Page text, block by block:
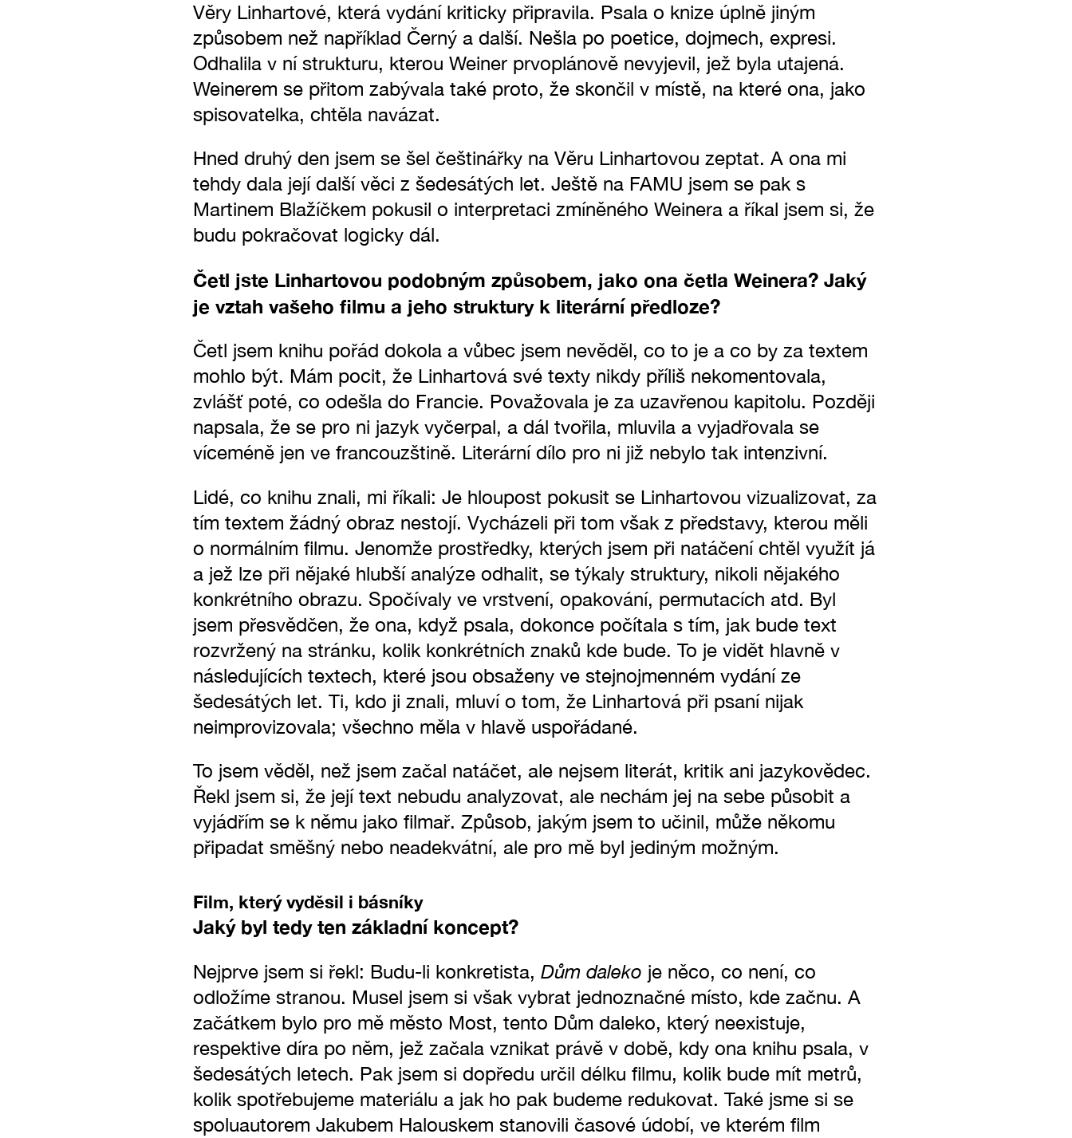
Věry Linhartové, která vydání kriticky připravila. Psala o knize úplně jiným
způsobem než například Černý a další. Nešla po poetice, dojmech, expresi.
Odhalila v ní strukturu, kterou Weiner prvoplánově nevyjevil, jež byla utajená.
Weinerem se přitom zabývala také proto, že skončil v místě, na které ona, jako
spisovatelka, chtěla navázat.
Hned druhý den jsem se šel češtinářky na Věru Linhartovou zeptat. A ona mi
tehdy dala její další věci z šedesátých let. Ještě na FAMU jsem se pak s
Martinem Blažíčkem pokusil o interpretaci zmíněného Weinera a říkal jsem si, že
budu pokračovat logicky dál.
Četl jste Linhartovou podobným způsobem, jako ona četla Weinera? Jaký
je vztah vašeho filmu a jeho struktury k literární předloze?
Četl jsem knihu pořád dokola a vůbec jsem nevěděl, co to je a co by za textem
mohlo být. Mám pocit, že Linhartová své texty nikdy příliš nekomentovala,
zvlášť poté, co odešla do Francie. Považovala je za uzavřenou kapitolu. Později
napsala, že se pro ni jazyk vyčerpal, a dál tvořila, mluvila a vyjadřovala se
víceméně jen ve francouzštině. Literární dílo pro ni již nebylo tak intenzivní.
Lidé, co knihu znali, mi říkali: Je hloupost pokusit se Linhartovou vizualizovat, za
tím textem žádný obraz nestojí. Vycházeli při tom však z představy, kterou měli
o normálním filmu. Jenomže prostředky, kterých jsem při natáčení chtěl využít já
a jež lze při nějaké hlubší analýze odhalit, se týkaly struktury, nikoli nějakého
konkrétního obrazu. Spočívaly ve vrstvení, opakování, permutacích atd. Byl
jsem přesvědčen, že ona, když psala, dokonce počítala s tím, jak bude text
rozvržený na stránku, kolik konkrétních znaků kde bude. To je vidět hlavně v
následujících textech, které jsou obsaženy ve stejnojmenném vydání ze
šedesátých let. Ti, kdo ji znali, mluví o tom, že Linhartová při psaní nijak
neimprovizovala; všechno měla v hlavě uspořádané.
To jsem věděl, než jsem začal natáčet, ale nejsem literát, kritik ani jazykovědec.
Řekl jsem si, že její text nebudu analyzovat, ale nechám jej na sebe působit a
vyjádřím se k němu jako filmař. Způsob, jakým jsem to učinil, může někomu
připadat směšný nebo neadekvátní, ale pro mě byl jediným možným.
Film, který vyděsil i básníky
Jaký byl tedy ten základní koncept?
Nejprve jsem si řekl: Budu-li konkretista, Dům daleko je něco, co není, co
odložíme stranou. Musel jsem si však vybrat jednoznačné místo, kde začnu. A
začátkem bylo pro mě město Most, tento Dům daleko, který neexistuje,
respektive díra po něm, jež začala vznikat právě v době, kdy ona knihu psala, v
šedesátých letech. Pak jsem si dopředu určil délku filmu, kolik bude mít metrů,
kolik spotřebujeme materiálu a jak ho pak budeme redukovat. Také jsme si se
spoluautorem Jakubem Halouskem stanovili časové údobí, ve kterém film